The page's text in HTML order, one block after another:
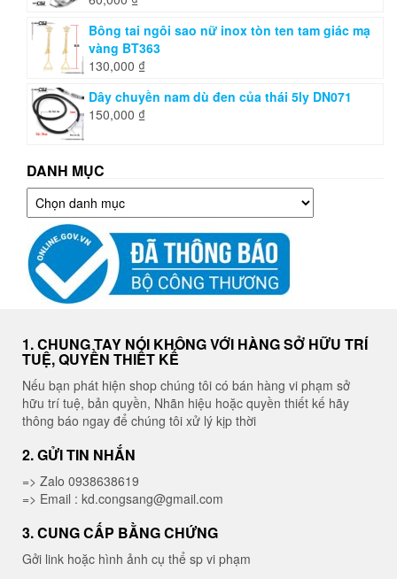
Bông tai ngôi sao nữ inox tòn ten tam giác mạ
vàng BT363
130,000 ₫
Dây chuyền nam dù đen của thái 5ly DN071
150,000 ₫
DANH MỤC
Danh
mục
1. CHUNG TAY NÓI KHÔNG VỚI HÀNG SỞ HỮU TRÍ
TUỆ, QUYỀN THIẾT KẾ
Nếu bạn phát hiện shop chúng tôi có bán hàng vi phạm sở
hữu trí tuệ, bản quyền, Nhãn hiệu hoặc quyền thiết kế hãy
thông báo ngay để chúng tôi xử lý kịp thời
2. GỬI TIN NHẮN
=> Zalo 0938638619
=> Email : kd.congsang@gmail.com
3. CUNG CẤP BẰNG CHỨNG
Gởi link hoặc hình ảnh cụ thể sp vi phạm